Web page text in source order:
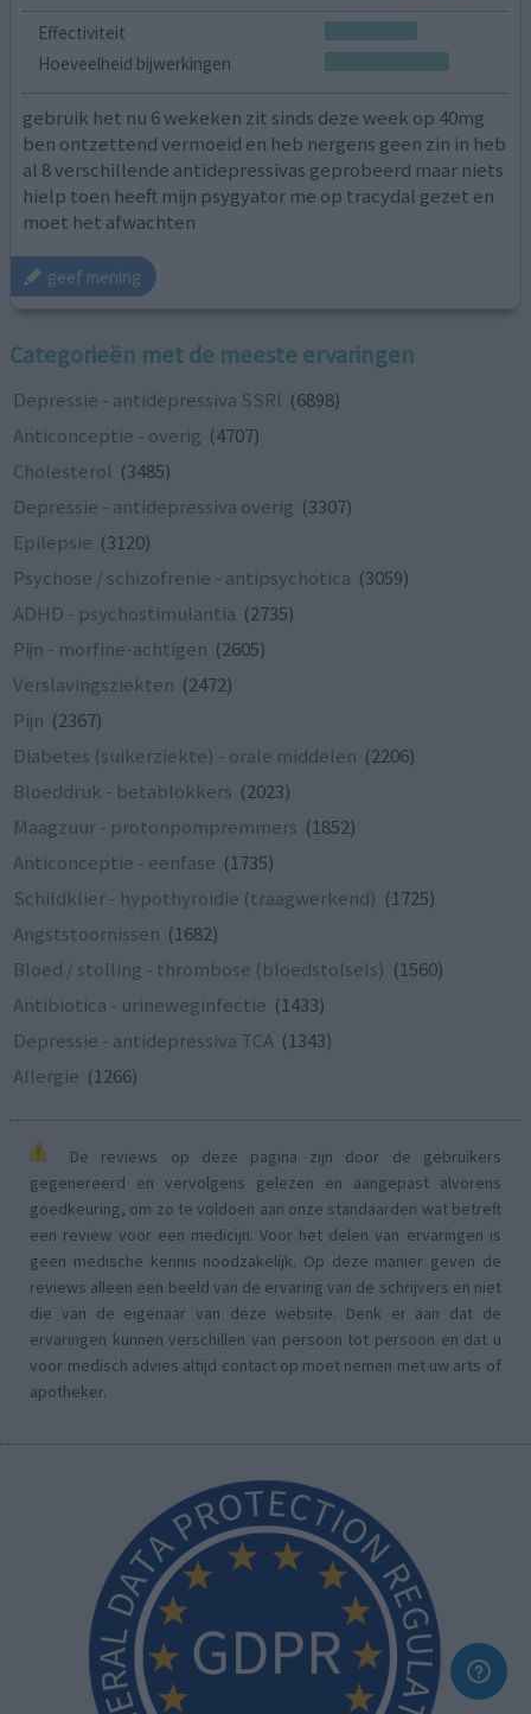
Effectiviteit
Hoeveelheid bijwerkingen
gebruik het nu 6 wekeken zit sinds deze week op 40mg
ben ontzettend vermoeid en heb nergens geen zin in heb
al 8 verschillende antidepressivas geprobeerd maar niets
hielp toen heeft mijn psygyator me op tracydal gezet en
moet het afwachten
geef mening
Categorieën met de meeste ervaringen
Depressie - antidepressiva SSRI (6898)
Anticonceptie - overig (4707)
Cholesterol (3485)
Depressie - antidepressiva overig (3307)
Epilepsie (3120)
Psychose / schizofrenie - antipsychotica (3059)
ADHD - psychostimulantia (2735)
Pijn - morfine-achtigen (2605)
Verslavingsziekten (2472)
Pijn (2367)
Diabetes (suikerziekte) - orale middelen (2206)
Bloeddruk - betablokkers (2023)
Maagzuur - protonpompremmers (1852)
Anticonceptie - eenfase (1735)
Schildklier - hypothyroidie (traagwerkend) (1725)
Angststoornissen (1682)
Bloed / stolling - thrombose (bloedstolsels) (1560)
Antibiotica - urineweginfectie (1433)
Depressie - antidepressiva TCA (1343)
Allergie (1266)
De reviews op deze pagina zijn door de gebruikers
gegenereerd en vervolgens gelezen en aangepast alvorens
goedkeuring, om zo te voldoen aan onze standaarden wat betreft
een review voor een medicijn. Voor het delen van ervaringen is
geen medische kennis noodzakelijk. Op deze manier geven de
reviews alleen een beeld van de ervaring van de schrijvers en niet
die van de eigenaar van deze website. Denk er aan dat de
ervaringen kunnen verschillen van persoon tot persoon en dat u
voor medisch advies altijd contact op moet nemen met uw arts of
apotheker.